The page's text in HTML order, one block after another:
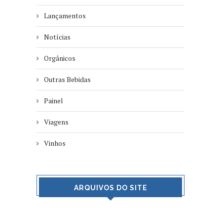
Lançamentos
Notícias
Orgânicos
Outras Bebidas
Painel
Viagens
Vinhos
ARQUIVOS DO SITE